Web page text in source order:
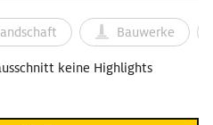
Bauwerke
keine Highlights